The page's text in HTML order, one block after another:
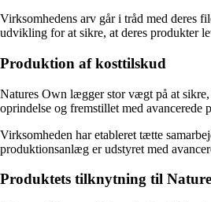
Virksomhedens arv går i tråd med deres
udvikling for at sikre, at deres produkter
Produktion af kosttilskud
Natures Own lægger stor vægt på at
oprindelse og fremstillet med avancerede
Virksomheden har etableret tætte
produktionsanlæg er udstyret med
Produktets tilknytning til